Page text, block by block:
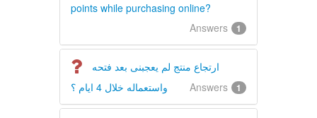
points while purchasing online?
Answers
1
ارتجاع منتج لم يعجبنى بعد فتحه
واستعماله خلال 4 ايام ؟
Answers 1